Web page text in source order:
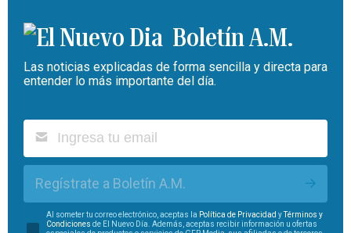
Boletín A.M.
Las noticias explicadas de forma sencilla y directa para
entender lo más importante del día.
Regístrate a Boletín A.M.
Al someter tu correo electrónico, aceptas la Política de Privacidad yTérminos y
Condiciones de El Nuevo Día. Además, aceptas recibir información u ofertas